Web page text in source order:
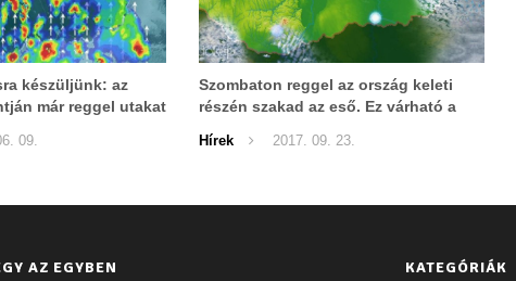
készüljünk: az
már reggel utakat
09.
Szombaton reggel az ország keleti
részén szakad az eső. Ez várható a
Hírek 2017. 09. 23.
AZ EGYBEN KATEGÓRIÁK